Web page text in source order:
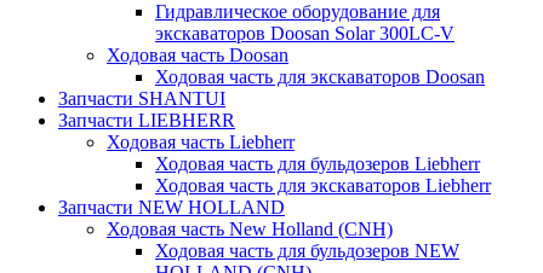
Гидравлическое оборудование для
экскаваторов Doosan Solar 300LC-V
Ходовая часть Doosan
Ходовая часть для экскаваторов Doosan
Запчасти SHANTUI
Запчасти LIEBHERR
Ходовая часть Liebherr
Ходовая часть для бульдозеров Liebherr
Ходовая часть для экскаваторов Liebherr
Запчасти NEW HOLLAND
Ходовая часть New Holland (CNH)
Ходовая часть для бульдозеров NEW